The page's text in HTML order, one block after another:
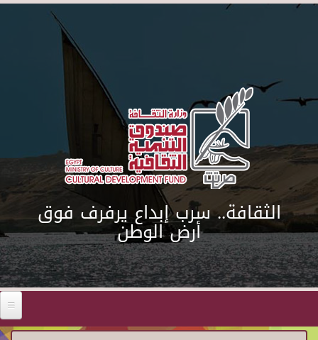
Skip to main content
الثقافة.. سرب إبداع يرفرف فوق
أرض الوطن